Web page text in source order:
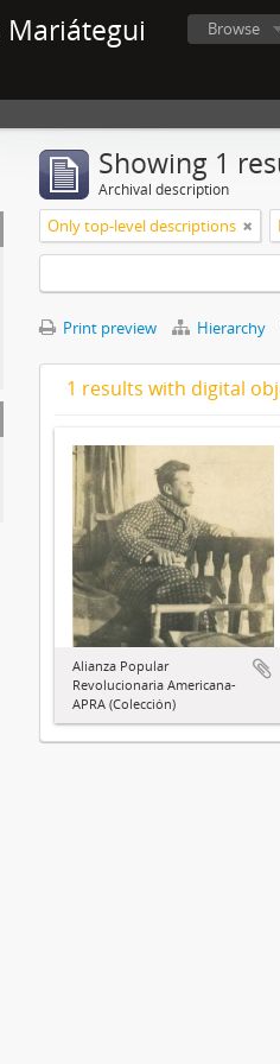
Mariátegui Browse
Showing 1
Archival description
Only top-level descriptions
Print preview Hierarchy
1 results with digital
Alianza Popular
Revolucionaria Americana-
APRA (Colección)